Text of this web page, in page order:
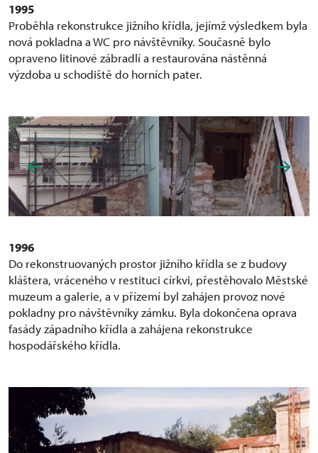
1995
Proběhla rekonstrukce jižního křídla, jejímž výsledkem byla
nová pokladna a WC pro návštěvníky. Současně bylo
opraveno litinové zábradlí a restaurována nástěnná
výzdoba u schodiště do horních pater.
1996
Do rekonstruovaných prostor jižního křídla se z budovy
kláštera, vráceného v restituci církvi, přestěhovalo Městské
muzeum a galerie, a v přízemí byl zahájen provoz nové
pokladny pro návštěvníky zámku. Byla dokončena oprava
fasády západního křídla a zahájena rekonstrukce
hospodářského křídla.